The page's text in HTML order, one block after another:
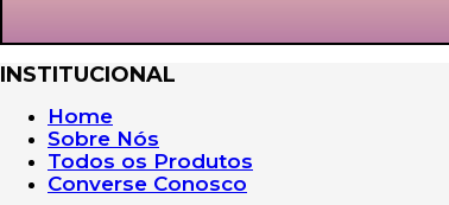
INSTITUCIONAL
Home
Sobre Nós
Todos os Produtos
Converse Conosco